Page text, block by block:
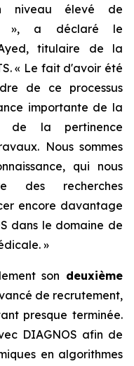
niveau élevé de
», a déclaré le
titulaire de la
« Le fait d'avoir été
de ce processus
importante de la
de la pertinence
Nous sommes
qui nous
des recherches
encore davantage
dans le domaine de
»
son deuxième
de recrutement,
presque terminée.
DIAGNOS afin de
en algorithmes